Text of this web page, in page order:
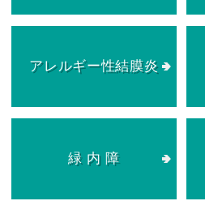
アレルギー性結膜炎
緑 内 障